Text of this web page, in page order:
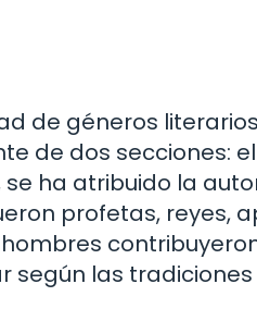
de géneros
de dos secciones:
se ha atribuido la
profetas, reyes,
según las tradiciones